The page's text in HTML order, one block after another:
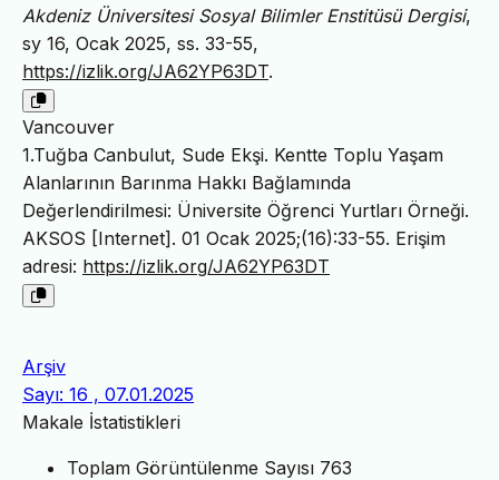
Akdeniz Üniversitesi Sosyal Bilimler Enstitüsü Dergisi,
sy 16, Ocak 2025, ss. 33-55,
https://izlik.org/JA62YP63DT.
Vancouver
1.Tuğba Canbulut, Sude Ekşi. Kentte Toplu Yaşam
Alanlarının Barınma Hakkı Bağlamında
Değerlendirilmesi: Üniversite Öğrenci Yurtları Örneği.
AKSOS [Internet]. 01 Ocak 2025;(16):33-55. Erişim
adresi: https://izlik.org/JA62YP63DT
Arşiv
Sayı: 16 , 07.01.2025
Makale İstatistikleri
Toplam Görüntülenme Sayısı 763